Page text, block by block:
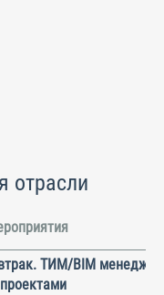
отрасли
ТИМ/BIM